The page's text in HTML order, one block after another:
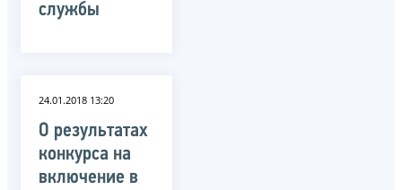
службы
24.01.2018 13:20
О результатах
конкурса на
включение в